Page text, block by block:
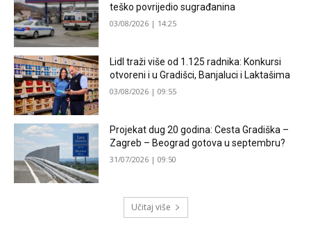
teško povrijedio sugrađanina
03/08/2026 | 14:25
Lidl traži više od 1.125 radnika: Konkursi
otvoreni i u Gradišci, Banjaluci i Laktašima
03/08/2026 | 09:55
Projekat dug 20 godina: Cesta Gradiška –
Zagreb – Beograd gotova u septembru?
31/07/2026 | 09:50
Učitaj više